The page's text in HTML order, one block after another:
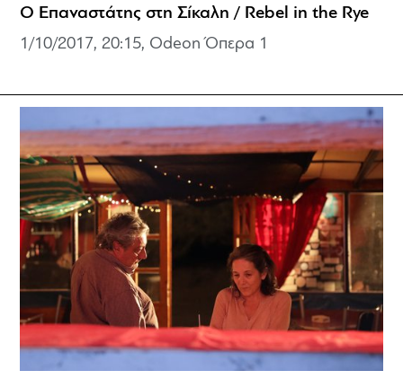
Ο Επαναστάτης στη Σίκαλη / Rebel in the Rye
1/10/2017, 20:15, Odeon Όπερα 1